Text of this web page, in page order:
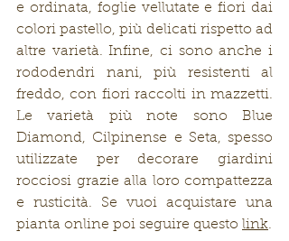
e ordinata, foglie vellutate e fiori dai
colori pastello, più delicati rispetto ad
altre varietà. Infine, ci sono anche i
rododendri nani, più resistenti al
freddo, con fiori raccolti in mazzetti.
Le varietà più note sono Blue
Diamond, Cilpinense e Seta, spesso
utilizzate per decorare giardini
rocciosi grazie alla loro compattezza
e rusticità. Se vuoi acquistare una
pianta online poi seguire questo link.